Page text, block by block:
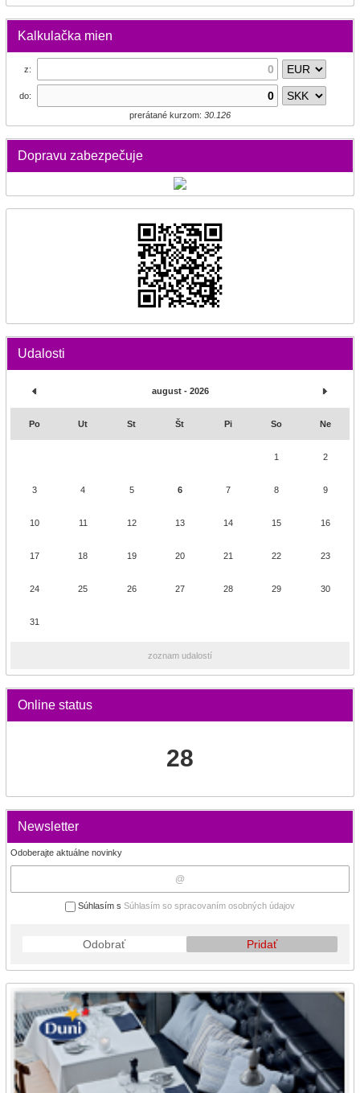
Kalkulačka mien
z:
do:
prerátané kurzom: 30.126
Dopravu zabezpečuje
Udalosti
august - 2026
Po Ut St Št Pi So Ne
1 2
3 4 5 6 7 8 9
10 11 12 13 14 15 16
17 18 19 20 21 22 23
24 25 26 27 28 29 30
31
zoznam udalostí
Online status
28
Newsletter
Odoberajte aktuálne novinky
Súhlasím s Súhlasím so spracovaním osobných údajov
Odobrať Pridať